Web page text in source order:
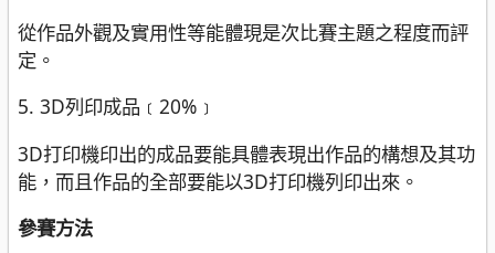
從作品外觀及實用性等能體現是次比賽主題之程度而評
定。
5. 3D列印成品﹝20%﹞
3D打印機印出的成品要能具體表現出作品的構想及其功
能，而且作品的全部要能以3D打印機列印出來。
參賽方法